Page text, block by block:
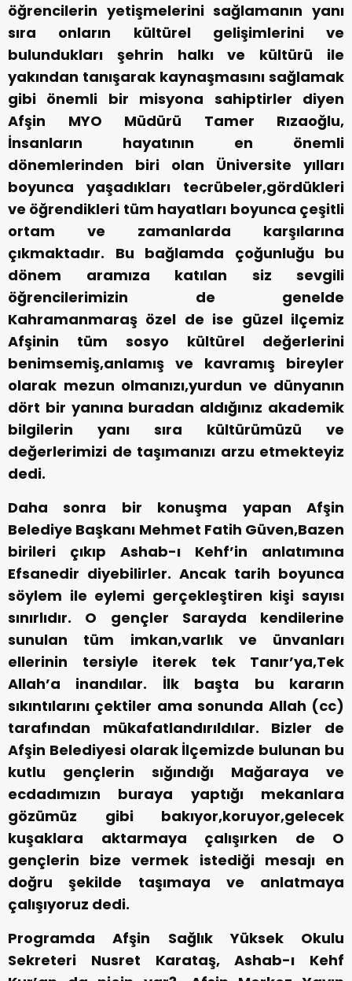
öğrencilerin yetişmelerini sağlamanın yanı
sıra onların kültürel gelişimlerini ve
bulundukları şehrin halkı ve kültürü ile
yakından tanışarak kaynaşmasını sağlamak
gibi önemli bir misyona sahiptirler diyen
Afşin MYO Müdürü Tamer Rızaoğlu,
İnsanların hayatının en önemli
dönemlerinden biri olan Üniversite yılları
boyunca yaşadıkları tecrübeler,gördükleri
ve öğrendikleri tüm hayatları boyunca çeşitli
ortam ve zamanlarda karşılarına
çıkmaktadır. Bu bağlamda çoğunluğu bu
dönem aramıza katılan siz sevgili
öğrencilerimizin de genelde
Kahramanmaraş özel de ise güzel ilçemiz
Afşinin tüm sosyo kültürel değerlerini
benimsemiş,anlamış ve kavramış bireyler
olarak mezun olmanızı,yurdun ve dünyanın
dört bir yanına buradan aldığınız akademik
bilgilerin yanı sıra kültürümüzü ve
değerlerimizi de taşımanızı arzu etmekteyiz
dedi.
Daha sonra bir konuşma yapan Afşin
Belediye Başkanı Mehmet Fatih Güven,Bazen
birileri çıkıp Ashab-ı Kehf’in anlatımına
Efsanedir diyebilirler. Ancak tarih boyunca
söylem ile eylemi gerçekleştiren kişi sayısı
sınırlıdır. O gençler Sarayda kendilerine
sunulan tüm imkan,varlık ve ünvanları
ellerinin tersiyle iterek tek Tanır’ya,Tek
Allah’a inandılar. İlk başta bu kararın
sıkıntılarını çektiler ama sonunda Allah (cc)
tarafından mükafatlandırıldılar. Bizler de
Afşin Belediyesi olarak İlçemizde bulunan bu
kutlu gençlerin sığındığı Mağaraya ve
ecdadımızın buraya yaptığı mekanlara
gözümüz gibi bakıyor,koruyor,gelecek
kuşaklara aktarmaya çalışırken de O
gençlerin bize vermek istediği mesajı en
doğru şekilde taşımaya ve anlatmaya
çalışıyoruz dedi.
Programda Afşin Sağlık Yüksek Okulu
Sekreteri Nusret Karataş, Ashab-ı Kehf